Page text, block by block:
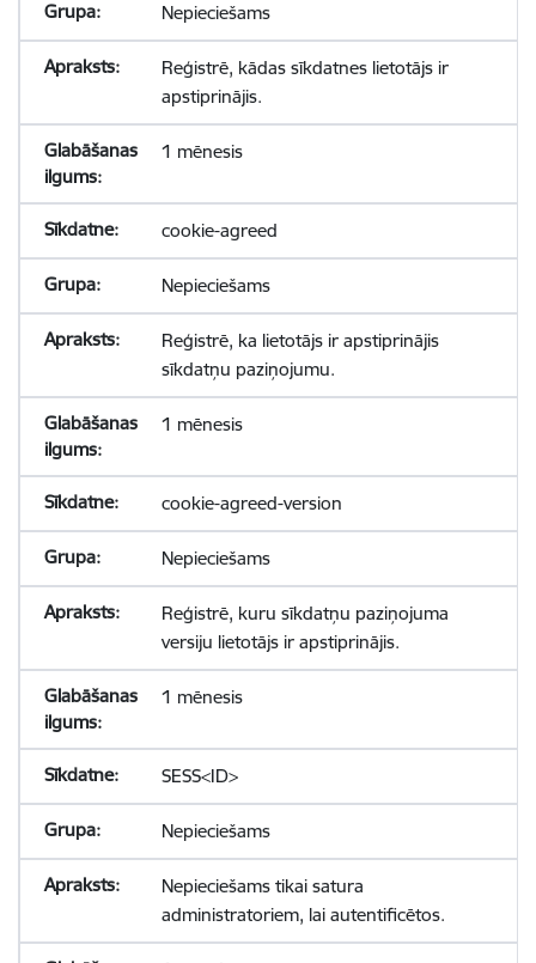
Nepieciešams
Reģistrē, kādas sīkdatnes lietotājs ir
apstiprinājis.
1 mēnesis
cookie-agreed
Nepieciešams
Reģistrē, ka lietotājs ir apstiprinājis
sīkdatņu paziņojumu.
1 mēnesis
cookie-agreed-version
Nepieciešams
Reģistrē, kuru sīkdatņu paziņojuma
versiju lietotājs ir apstiprinājis.
1 mēnesis
SESS<ID>
Nepieciešams
Nepieciešams tikai satura
administratoriem, lai autentificētos.